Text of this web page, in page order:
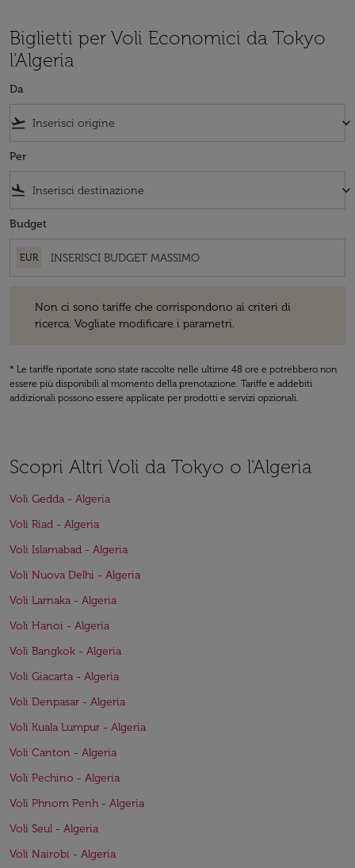
Biglietti per Voli Economici da Tokyo
l'Algeria
Da
flight_takeoff keyboard_arrow_down
Per
flight_land keyboard_arrow_down
Budget
EUR
Non ci sono tariffe che corrispondono ai criteri di
ricerca. Vogliate modificare i parametri.
* Le tariffe riportate sono state raccolte nelle ultime 48 ore e potrebbero non
essere più disponibili al momento della prenotazione. Tariffe e addebiti
addizionali possono essere applicate per prodotti e servizi opzionali.
Scopri Altri Voli da Tokyo o l'Algeria
Voli Gedda - Algeria
Voli Riad - Algeria
Voli Islamabad - Algeria
Voli Nuova Delhi - Algeria
Voli Larnaka - Algeria
Voli Hanoi - Algeria
Voli Bangkok - Algeria
Voli Giacarta - Algeria
Voli Denpasar - Algeria
Voli Kuala Lumpur - Algeria
Voli Canton - Algeria
Voli Pechino - Algeria
Voli Phnom Penh - Algeria
Voli Seul - Algeria
Voli Nairobi - Algeria